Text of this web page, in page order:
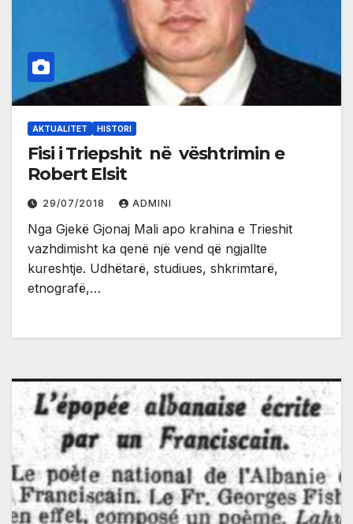
AKTUALITET HISTORI
Fisi i Triepshit në vështrimin e
Robert Elsit
29/07/2018 ADMINI
Nga Gjekë Gjonaj Mali apo krahina e Trieshit
vazhdimisht ka qenë një vend që ngjallte
kureshtje. Udhëtarë, studiues, shkrimtarë,
etnografë,…